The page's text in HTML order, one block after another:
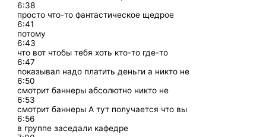
6:38
просто что-то фантастическое щедрое
6:41
потому
6:43
что вот чтобы тебя хоть кто-то где-то
6:47
показывал надо платить деньги а никто не
6:50
смотрит баннеры абсолютно никто не
6:53
смотрит баннеры А тут получается что вы
6:56
в группе заседали кафедре